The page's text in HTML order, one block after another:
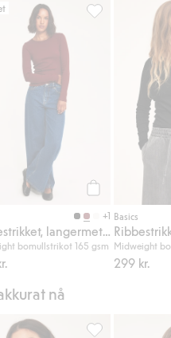
topp, Legg til i favoriter
+1
Ribbestrikket, langermet topp
bomullstrikot 165 gsm
Ribbestrikket,
Basics
Midweight
299 kr.
nå